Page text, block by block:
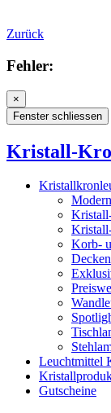
Zurück
Fehler:
×
Fenster schliessen
Kristall-
Korb-
Leuchtmittel
Gutscheine